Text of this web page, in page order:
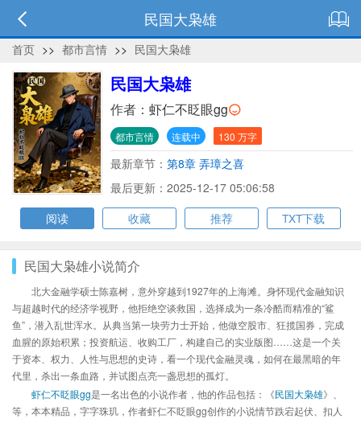
民国大枭雄
首页 >> 都市言情 >> 民国大枭雄
民国大枭雄
作者： 虾仁不眨眼gg
都市言情 连载中 130 万字
最新章节： 第8章 弄璋之喜
最后更新：2025-12-17 05:06:58
阅读
收藏 推荐 TXT下载
民国大枭雄小说简介
北大金融学硕士陈嘉树，意外穿越到1927年的上海滩。身怀现代金融知识
与超越时代的经济学视野，他拒绝空谈救国，选择成为一条冷酷而精准的“鲨
鱼”，潜入乱世浑水。从典当第一块劳力士开始，他做空股市、狂揽国券，完成
血腥的原始积累；投资航运、收购工厂，构建自己的实业版图……这是一个关
于资本、权力、人性与思想的史诗，看一个现代金融灵魂，如何在最黑暗的年
代里，杀出一条血路，并试图点亮一盏思想的孤灯。
虾仁不眨眼gg是一名出色的小说作者，他的作品包括：《民国大枭雄》、
等，本本精品，字字珠玑，作者虾仁不眨眼gg创作的小说情节跌宕起伏、扣人